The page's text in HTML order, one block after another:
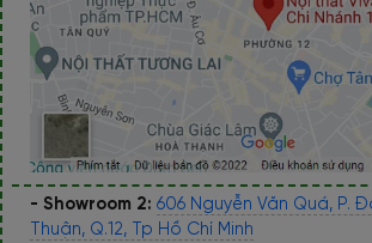
- Showroom 2: 606 Nguyễn Văn Quá, P.
Thuận, Q.12, Tp Hồ Chí Minh